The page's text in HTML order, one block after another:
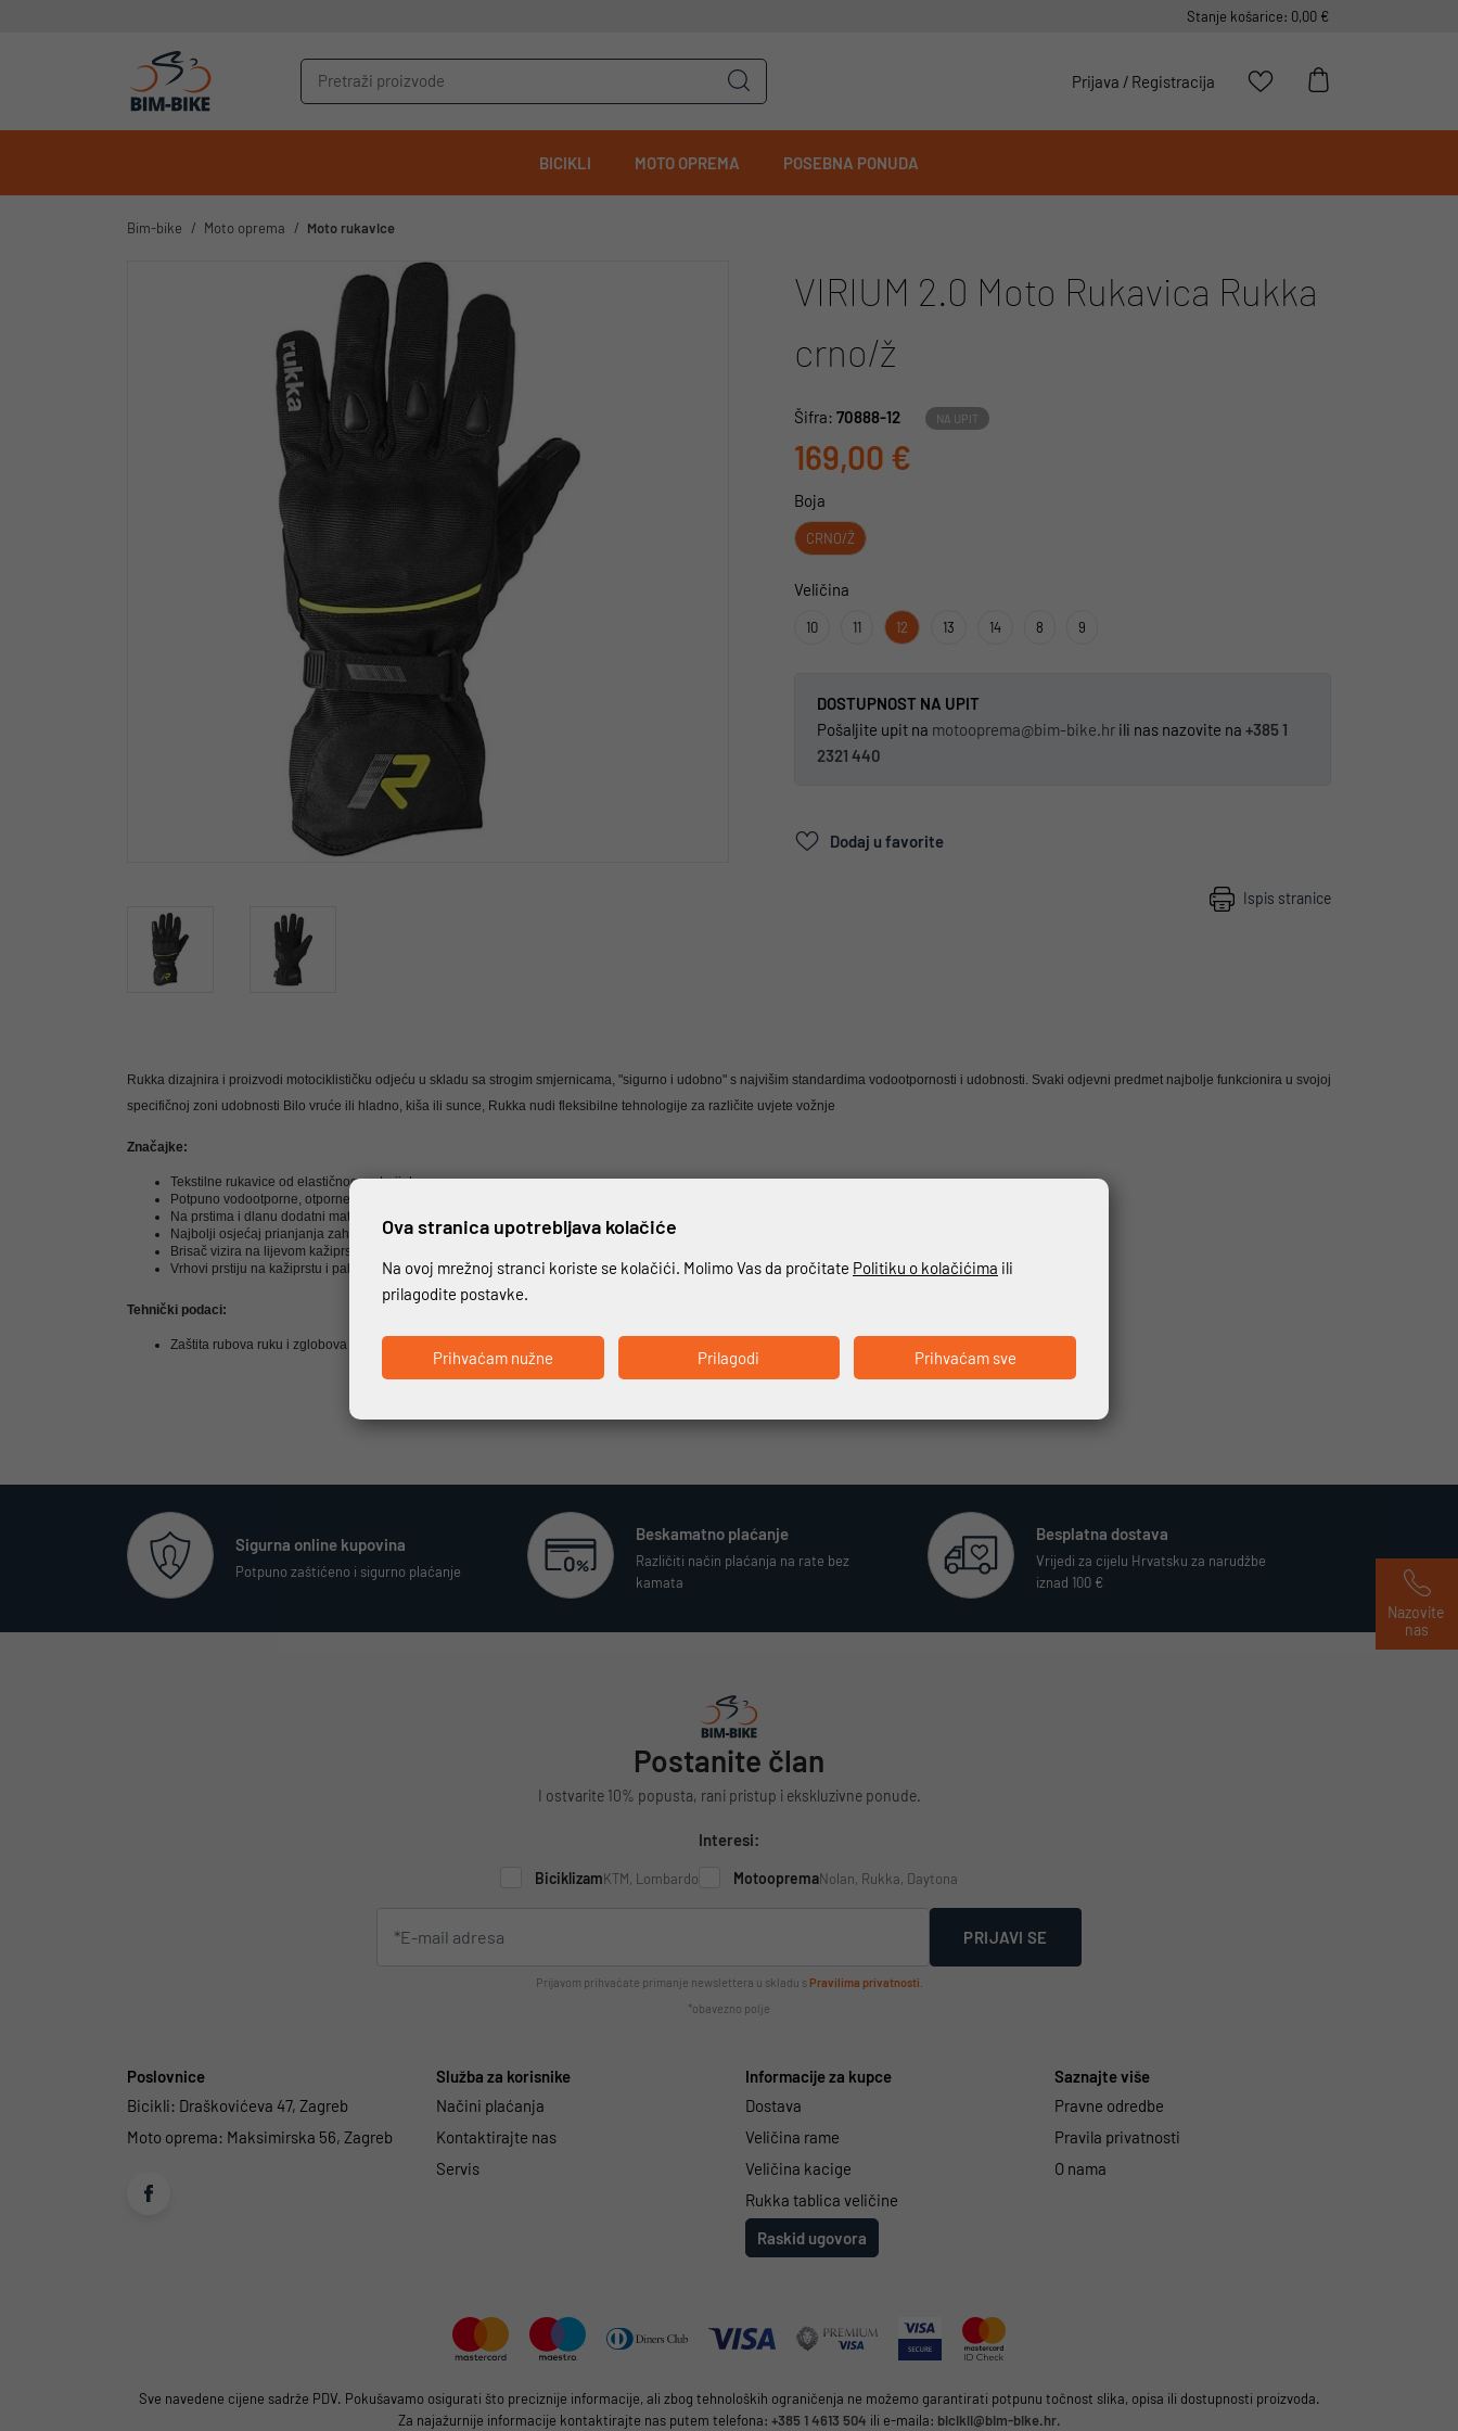
Stanje košarice: 0,00 €
Prijava / Registracija
BICIKLI MOTO OPREMA POSEBNA PONUDA
Bim-bike Moto oprema Moto rukavice
VIRIUM 2.0 Moto Rukavica Rukka
crno/ž
Šifra: 70888-12 NA UPIT
169,00 €
Boja
CRNO/Ž
Veličina
10 11 12 13 14 8 9
DOSTUPNOST NA UPIT
Pošaljite upit na motooprema@bim-bike.hr ili nas nazovite na +385 1
2321 440
Dodaj u favorite
Ispis stranice
Rukka dizajnira i proizvodi motociklističku odjeću u skladu sa strogim smjernicama, "sigurno i udobno" s najvišim standardima vodootpornosti i udobnosti. Svaki odjevni predmet najbolje funkcionira u svojoj
specifičnoj zoni udobnosti Bilo vruće ili hladno, kiša ili sunce, Rukka nudi fleksibilne tehnologije za različite uvjete vožnje
Značajke:
Tekstilne rukavice od elastičnog materijala.
Potpuno vodootporne, otporne na vjetar i prozračne
Na prstima i dlanu dodatni materijal za bolje prianjanje
Najbolji osjećaj prianjanja zahvaljujući GORE-TEX® Gore Grip tehnologiji.
Brisač vizira na lijevom kažiprstu
Vrhovi prstiju na kažiprstu i palcu dizajnirani za korištenje zaslona osjetljivih na dodir
Tehnički podaci:
Zaštita rubova ruku i zglobova
Sigurna online kupovina
Potpuno zaštićeno i sigurno plaćanje
Beskamatno plaćanje
Različiti način plaćanja na rate bez
kamata
Besplatna dostava
Vrijedi za cijelu Hrvatsku za narudžbe
iznad 100 €
Postanite član
I ostvarite 10% popusta, rani pristup i ekskluzivne ponude.
Interesi:
BiciklizamKTM, Lombardo MotoopremaNolan, Rukka, Daytona
PRIJAVI SE
Prijavom prihvaćate primanje newslettera u skladu s Pravilima privatnosti
*obavezno polje
Poslovnice
Bicikli: Draškovićeva 47, Zagreb
Moto oprema: Maksimirska 56, Zagreb
Služba za korisnike
Načini plaćanja
Kontaktirajte nas
Servis
Informacije za kupce
Dostava
Veličina rame
Veličina kacige
Rukka tablica veličine
Raskid ugovora
Saznajte više
Pravne odredbe
Pravila privatnosti
O nama
Sve navedene cijene sadrže PDV. Pokušavamo osigurati što preciznije informacije, ali zbog tehnoloških ograničenja ne možemo garantirati potpunu točnost slika, opisa ili dostupnosti proizvoda.
Za najažurnije informacije kontaktirajte nas putem telefona: +385 1 4613 504 ili e-maila: bicikli@bim-bike.hr.
Nazovite
nas
Ova stranica upotrebljava kolačiće
Na ovoj mrežnoj stranci koriste se kolačići. Molimo Vas da pročitate Politiku o kolačićima ili
prilagodite postavke.
Prihvaćam nužne Prilagodi Prihvaćam sve